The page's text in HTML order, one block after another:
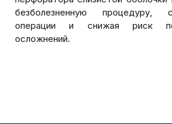
безболезненную процедуру,
операции и снижая риск
осложнений.